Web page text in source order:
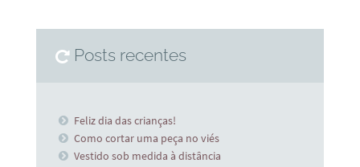
Posts recentes
Feliz dia das crianças!
Como cortar uma peça no viés
Vestido sob medida à distância